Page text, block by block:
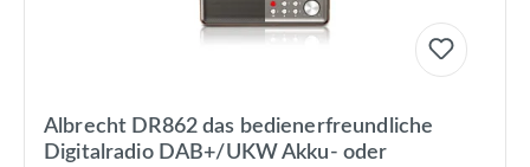
Albrecht DR862 das bedienerfreundliche
Digitalradio DAB+/UKW Akku- oder